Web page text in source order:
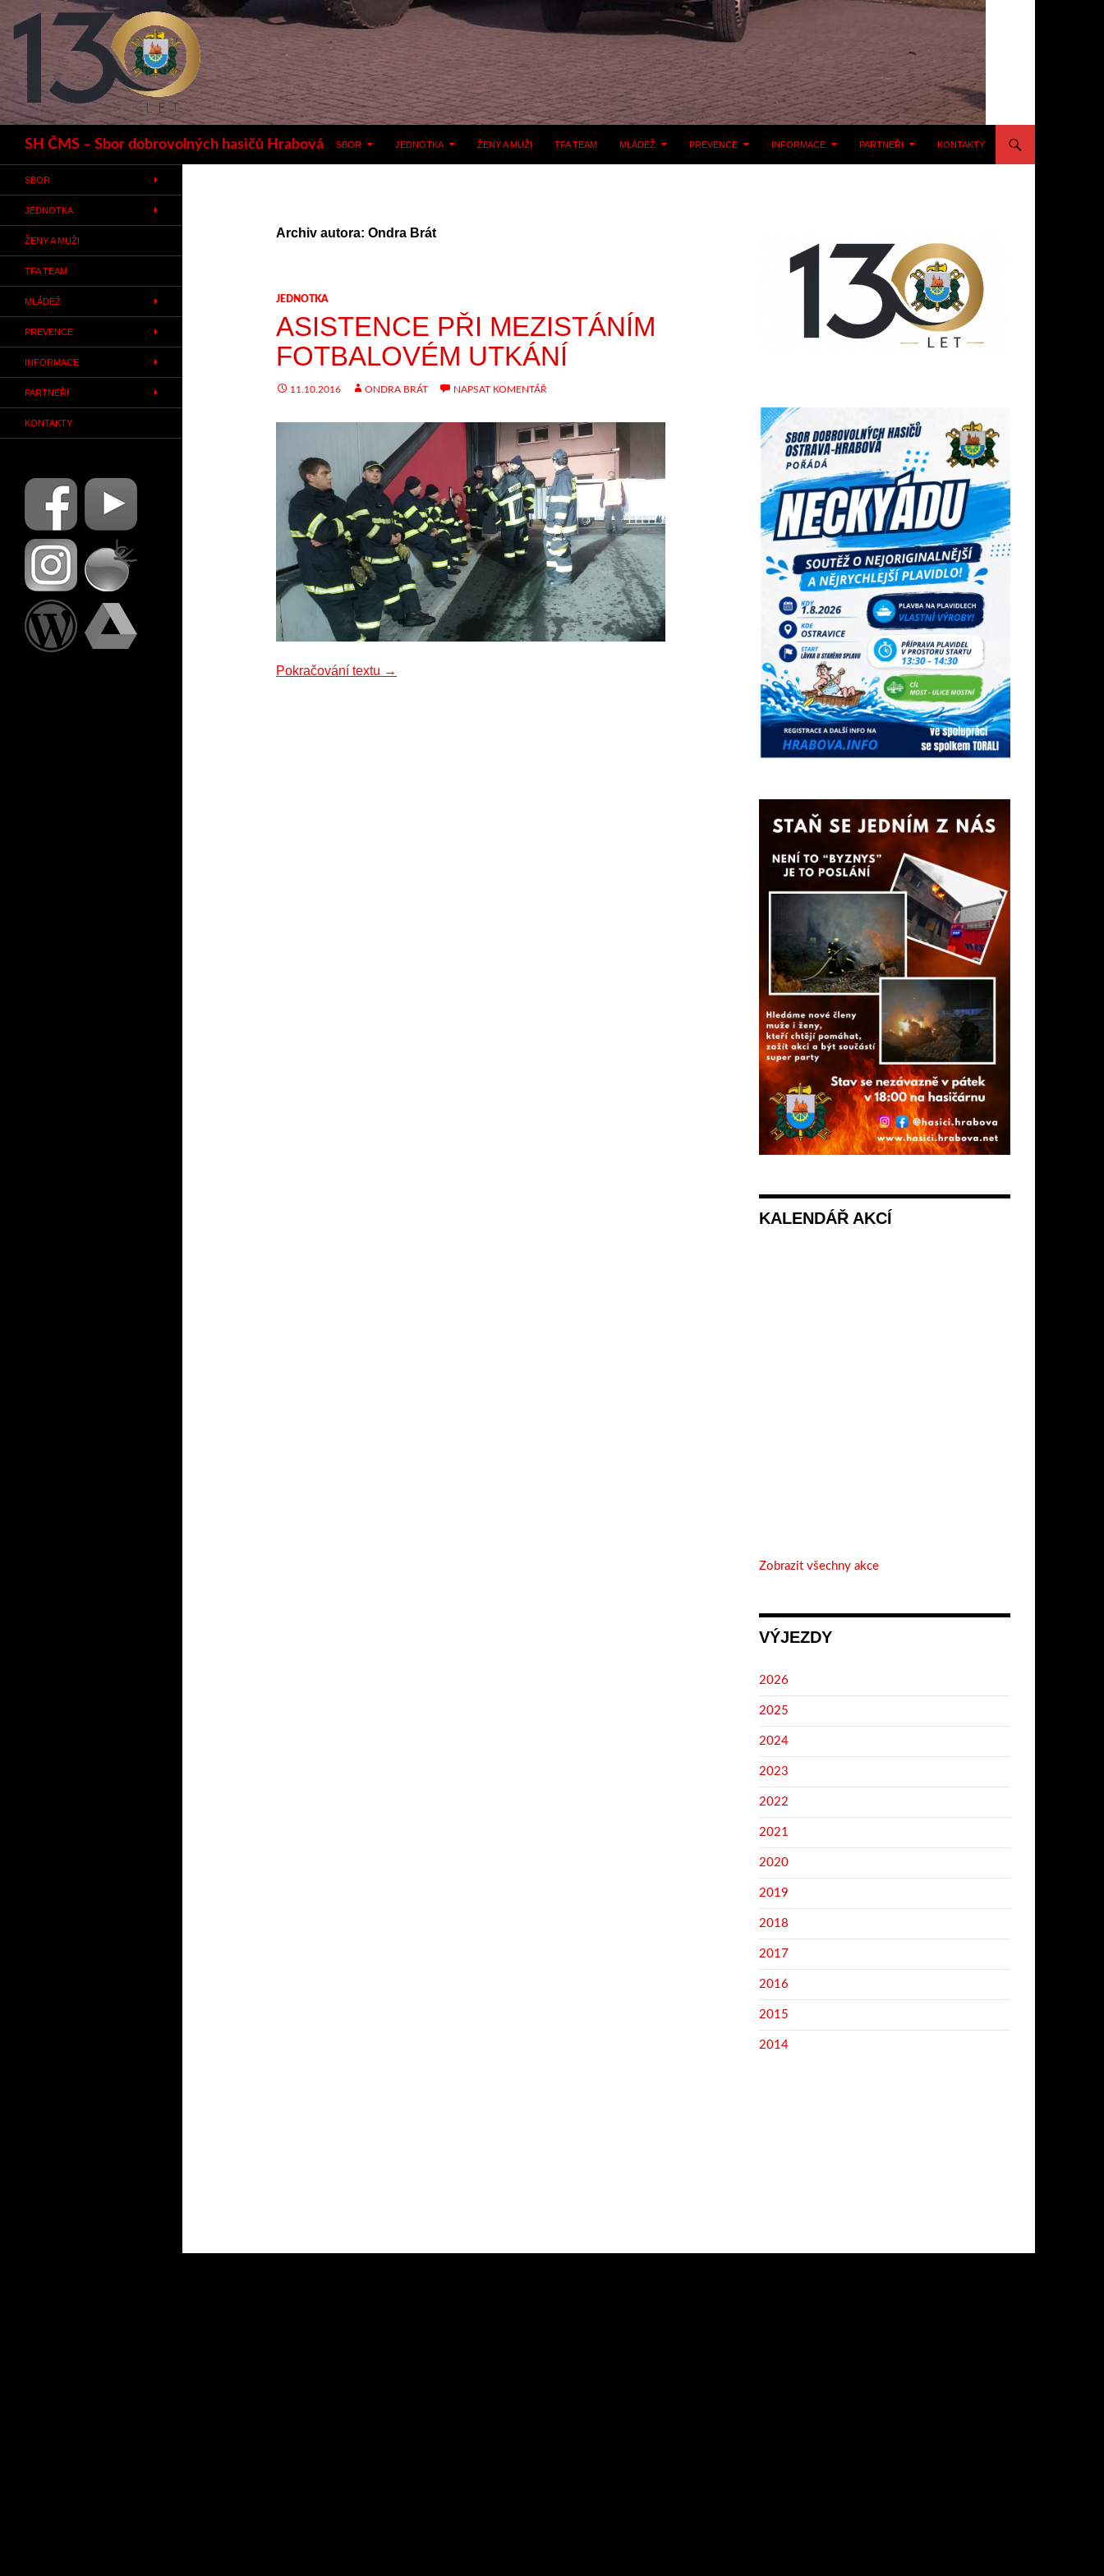
SH ČMS – Sbor dobrovolných hasičů Hrabová SBOR JEDNOTKA ŽENY A MUŽI TFA TEAM MLÁDEŽ PREVENCE INFORMACE PARTNEŘI KONTAKTY
Archiv autora: Ondra Brát
JEDNOTKA
ASISTENCE PŘI MEZISTÁNÍM
FOTBALOVÉM UTKÁNÍ
11.10.2016 ONDRA BRÁT NAPSAT KOMENTÁŘ
Pokračování textu Asistence při mezistáním fotbalovém utkání
→
KALENDÁŘ AKCÍ
Zobrazit všechny akce
VÝJEZDY
2026
2025
2024
2023
2022
2021
2020
2019
2018
2017
2016
2015
2014
SBOR
JEDNOTKA
ŽENY A MUŽI
TFA TEAM
MLÁDEŽ
PREVENCE
INFORMACE
PARTNEŘI
KONTAKTY